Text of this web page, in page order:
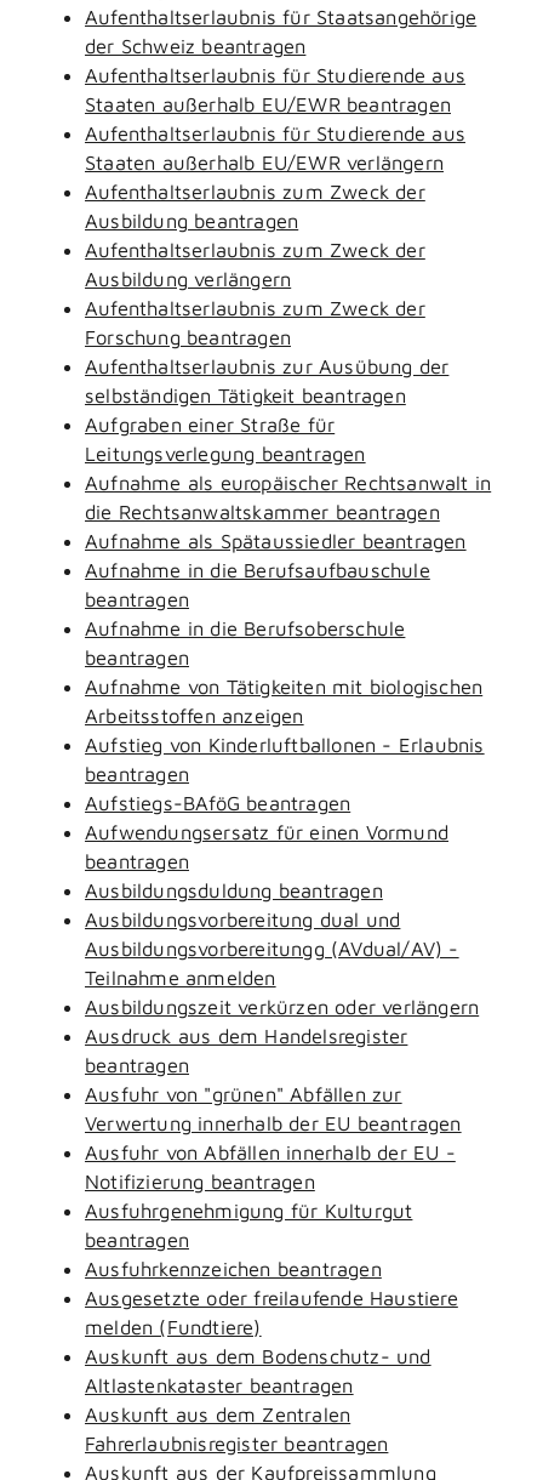
Aufenthaltserlaubnis für Staatsangehörige
der Schweiz beantragen
Aufenthaltserlaubnis für Studierende aus
Staaten außerhalb EU/EWR beantragen
Aufenthaltserlaubnis für Studierende aus
Staaten außerhalb EU/EWR verlängern
Aufenthaltserlaubnis zum Zweck der
Ausbildung beantragen
Aufenthaltserlaubnis zum Zweck der
Ausbildung verlängern
Aufenthaltserlaubnis zum Zweck der
Forschung beantragen
Aufenthaltserlaubnis zur Ausübung der
selbständigen Tätigkeit beantragen
Aufgraben einer Straße für
Leitungsverlegung beantragen
Aufnahme als europäischer Rechtsanwalt in
die Rechtsanwaltskammer beantragen
Aufnahme als Spätaussiedler beantragen
Aufnahme in die Berufsaufbauschule
beantragen
Aufnahme in die Berufsoberschule
beantragen
Aufnahme von Tätigkeiten mit biologischen
Arbeitsstoffen anzeigen
Aufstieg von Kinderluftballonen - Erlaubnis
beantragen
Aufstiegs-BAföG beantragen
Aufwendungsersatz für einen Vormund
beantragen
Ausbildungsduldung beantragen
Ausbildungsvorbereitung dual und
Ausbildungsvorbereitungg (AVdual/AV) -
Teilnahme anmelden
Ausbildungszeit verkürzen oder verlängern
Ausdruck aus dem Handelsregister
beantragen
Ausfuhr von "grünen" Abfällen zur
Verwertung innerhalb der EU beantragen
Ausfuhr von Abfällen innerhalb der EU -
Notifizierung beantragen
Ausfuhrgenehmigung für Kulturgut
beantragen
Ausfuhrkennzeichen beantragen
Ausgesetzte oder freilaufende Haustiere
melden (Fundtiere)
Auskunft aus dem Bodenschutz- und
Altlastenkataster beantragen
Auskunft aus dem Zentralen
Fahrerlaubnisregister beantragen
Auskunft aus der Kaufpreissammlung